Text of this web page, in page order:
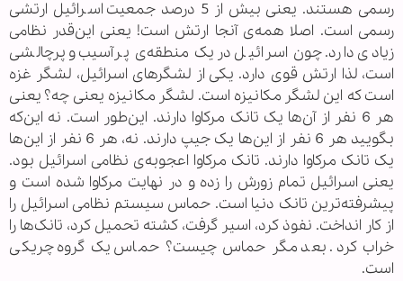
رسمی هستند. یعنی بیش از 5 درصد جمعیت اسرائیل ارتشی
رسمی است. اصلا همه‌ی آنجا ارتش است! یعنی این‌قدر نظامی
زیادی دارد. چون اسرائیل در یک منطقه‌ی پرآسیب و پرچالشی
است، لذا ارتش قوی دارد. یکی از لشگرهای اسرائیل، لشگر غزه
است که این لشگر مکانیزه است. لشگر مکانیزه یعنی چه؟ یعنی
هر 6 نفر از آن‌ها یک تانک مرکاوا دارند. این‌طور است. نه این‌که
بگویید هر 6 نفر از این‌ها یک جیپ دارند. نه، هر 6 نفر از این‌ها
یک تانک مرکاوا دارند. تانک مرکاوا اعجوبه‌ی نظامی اسرائیل بود.
یعنی اسرائیل تمام زورش را زده و در نهایت مرکاوا شده است و
پیشرفته‌ترین تانک دنیا است. حماس سیستم نظامی اسرائیل را
از کار انداخت. نفوذ کرد، اسیر گرفت، کشته تحمیل کرد، تانک‌ها را
خراب کرد. بعد مگر حماس چیست؟ حماس یک گروه چریکی
است.